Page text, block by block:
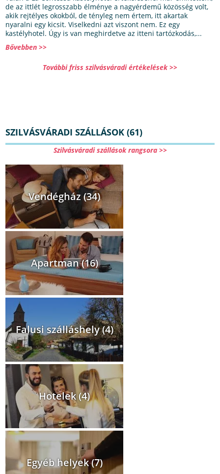
de az ittlét legrosszabb élménye a nagyérdemű közösség volt,
akik rejtélyes okokból, de tényleg nem értem, itt akartak
nyaralni egy kicsit. Viselkedni azt viszont nem. Ez egy
kastélyhotel. Úgy is van meghirdetve az itteni tartózkodás,...
Bővebben >>
További friss szilvásváradi értékelések >>
SZILVÁSVÁRADI SZÁLLÁSOK (61)
Szilvásváradi szállások rangsora >>
Vendégház (34)
Apartman (16)
Falusi szálláshely (4)
Hotelek (4)
Egyéb helyek (7)